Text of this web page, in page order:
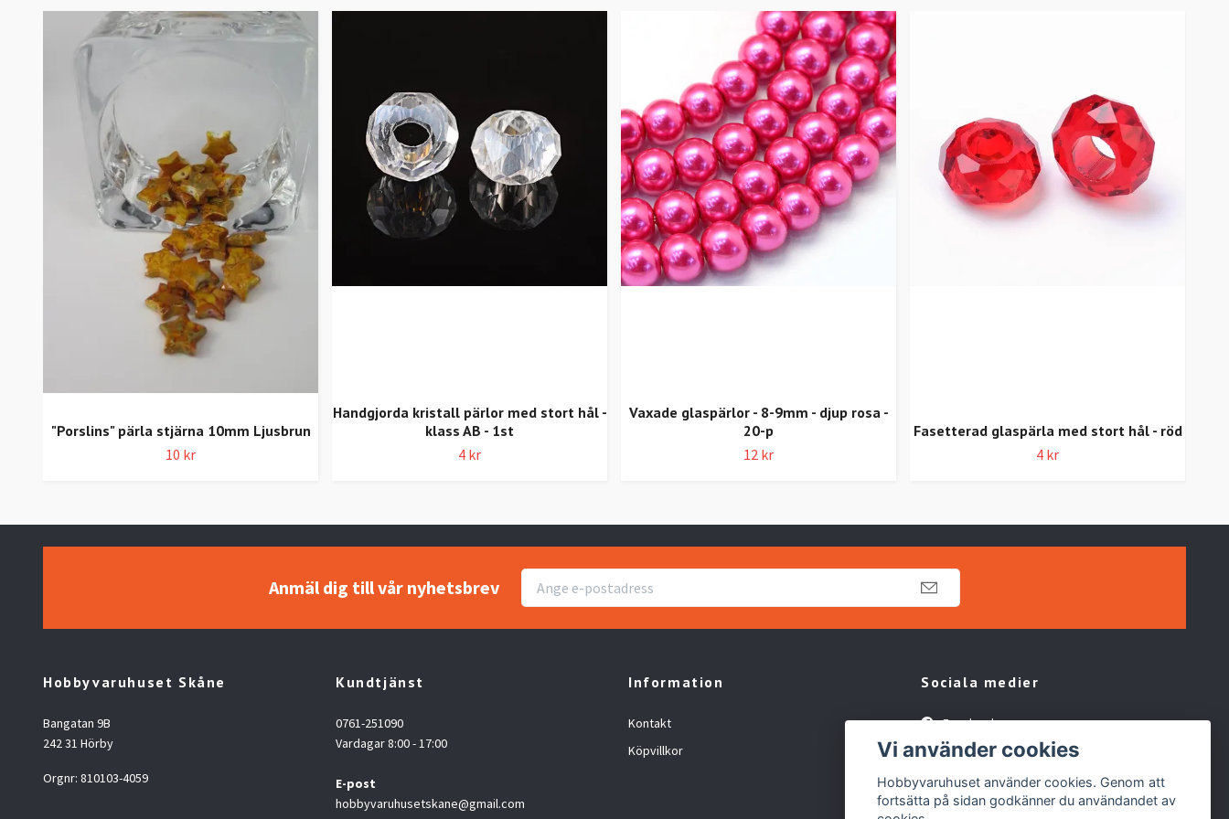
"Porslins" pärla stjärna 10mm Ljusbrun
10 kr
Handgjorda kristall pärlor med stort hål -
klass AB - 1st
4 kr
Vaxade glaspärlor - 8-9mm - djup rosa -
20-p
12 kr
Fasetterad glaspärla med stort hål - röd
4 kr
Anmäl dig till vår nyhetsbrev
Hobbyvaruhuset Skåne
Bangatan 9B
242 31 Hörby
Orgnr: 810103-4059
Kundtjänst
0761-251090
Vardagar 8:00 - 17:00
E-post
hobbyvaruhusetskane@gmail.com
Information
Kontakt
Köpvillkor
Sociala medier
Facebook
TikTok
Vi använder cookies
Hobbyvaruhuset använder cookies. Genom att
fortsätta på sidan godkänner du användandet av